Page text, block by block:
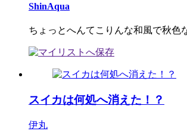
ShinAqua
ちょっとへんてこりんな和風で秋色
スイカは何処へ消えた！？
伊丸